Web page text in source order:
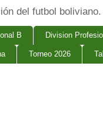
del futbol
B Division
Torneo 2026